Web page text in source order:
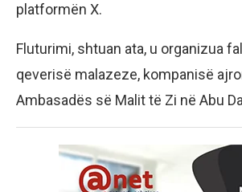
platformën X.
Fluturimi, shtuan ata, u organizua
qeverisë malazeze, kompanisë
Ambasadës së Malit të Zi në Abu